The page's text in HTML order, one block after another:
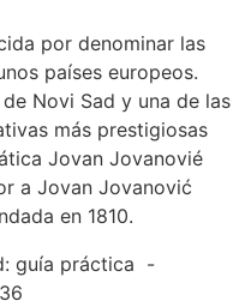
por denominar las
países europeos.
Novi Sad y una de las
más prestigiosas
Jovan Jovanovié
a Jovan Jovanović
en 1810.